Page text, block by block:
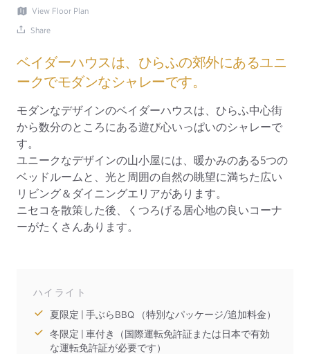
View Floor Plan
Share
ベイダーハウスは、ひらふの郊外にあるユニ
ークでモダンなシャレーです。
モダンなデザインのベイダーハウスは、ひらふ中心街
から数分のところにある遊び心いっぱいのシャレーで
す。
ユニークなデザインの山小屋には、暖かみのある5つの
ベッドルームと、光と周囲の自然の眺望に満ちた広い
リビング＆ダイニングエリアがあります。
ニセコを散策した後、くつろげる居心地の良いコーナ
ーがたくさんあります。
ハイライト
夏限定 | 手ぶらBBQ （特別なパッケージ/追加料金）
冬限定 | 車付き（国際運転免許証または日本で有効
な運転免許証が必要です）